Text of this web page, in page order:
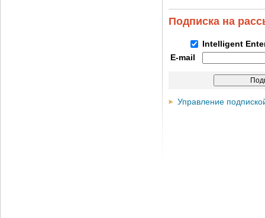
Подписка на
Intelligent
E-mail
Управление